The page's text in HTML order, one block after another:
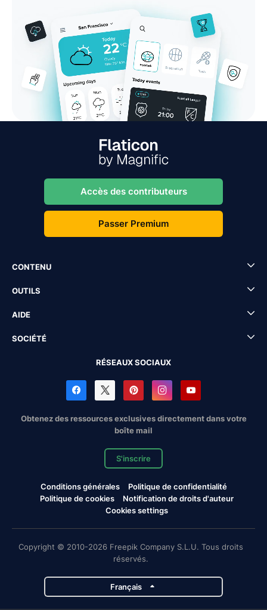
Accès des contributeurs
Passer Premium
CONTENU
OUTILS
AIDE
SOCIÉTÉ
RÉSEAUX SOCIAUX
Obtenez des ressources exclusives directement dans votre
boîte mail
S'inscrire
Conditions générales
Politique de confidentialité
Politique de cookies
Notification de droits d'auteur
Cookies settings
Copyright © 2010-2026 Freepik Company S.L.U. Tous droits
réservés.
Français